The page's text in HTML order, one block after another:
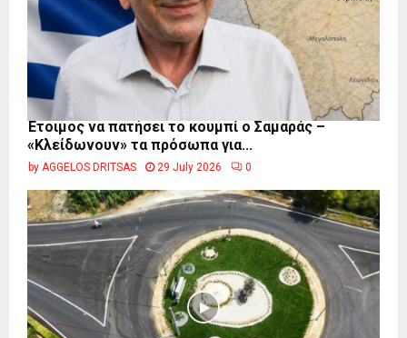
Έτοιμος να πατήσει το κουμπί ο Σαμαράς –
«Κλείδωνουν» τα πρόσωπα για...
by AGGELOS DRITSAS 29 July 2026 0